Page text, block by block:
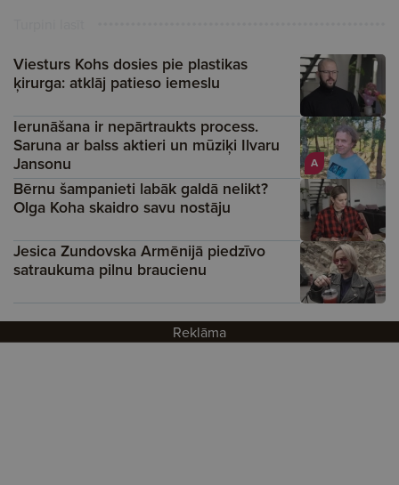
Viesturs Kohs dosies pie plastikas
ķirurga: atklāj patieso iemeslu
A
Ierunāšana ir nepārtraukts process.
Saruna ar balss aktieri un mūziķi Ilvaru
Jansonu
Bērnu šampanieti labāk galdā nelikt?
Olga Koha skaidro savu nostāju
Jesica Zundovska Armēnijā piedzīvo
satraukuma pilnu braucienu
Reklāma